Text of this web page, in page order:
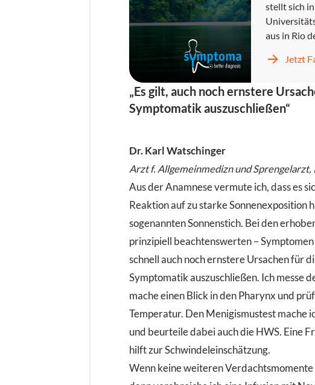
stellt sich
aus in Rio
Rückkehr
wo er als
gearbeitet
Jetzt
„Es gilt, auch noch ernstere
Symptomatik auszuschließen“
Dr. Karl Watschinger
Arzt f. Allgemeinmedizn und Sprengelarzt,
Aus der Anamnese vermute ich, dass es
Reaktion auf zu starke Sonnenexposition
sogenannten Sonnenstich. Bei den
prinzipiell beachtenswerten – Symptomen
schnell auch noch ernstere Ursachen für
Symptomatik auszuschließen. Ich messe
mache einen Blick in den Pharynx und
Temperatur. Den Menigismustest mache
und beurteile dabei auch die HWS. Eine
hilft zur Schwindeleinschätzung.
Wenn keine weiteren